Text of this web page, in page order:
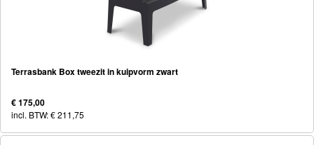
Terrasbank Box tweezit in kuipvorm zwart
€ 175,00
incl. BTW: € 211,75